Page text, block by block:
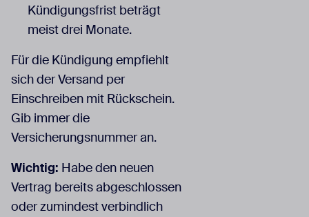
Kündigungsfrist beträgt
meist drei Monate.
Für die Kündigung empfiehlt
sich der Versand per
Einschreiben mit Rückschein.
Gib immer die
Versicherungsnummer an.
Wichtig: Habe den neuen
Vertrag bereits abgeschlossen
oder zumindest verbindlich